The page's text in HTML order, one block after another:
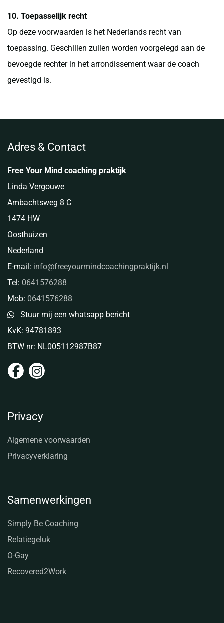
10. Toepasselijk recht
Op deze voorwaarden is het Nederlands recht van
toepassing. Geschillen zullen worden voorgelegd aan de
bevoegde rechter in het arrondissement waar de coach
gevestigd is.
Adres & Contact
Free Your Mind coaching praktijk
Linda Vergouwe
Ambachtsweg 8 C
1474 HW
Oosthuizen
Nederland
E-mail: info@freeyourmindcoachingpraktijk.nl
Tel: 0641576288
Mob: 0641576288
Stuur mij een whatsapp bericht
KvK: 94781893
BTW nr: NL005112987B87
Privacy
Algemene voorwaarden
Privacyverklaring
Samenwerkingen
Simply Be Coaching
Relatiegeluk
O-Gay
Recovered2Work